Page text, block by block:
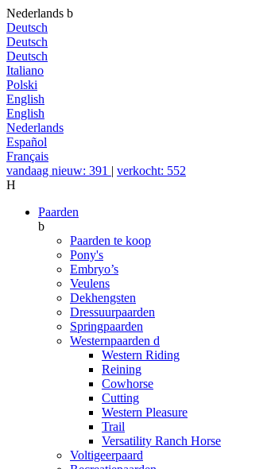
Nederlands b
Deutsch
Deutsch
Deutsch
Italiano
Polski
English
English
Nederlands
Español
Français
vandaag nieuw: 391 | verkocht: 552
H
Paarden
b
Paarden te koop
Pony's
Embryo’s
Veulens
Dekhengsten
Dressuurpaarden
Springpaarden
Westernpaarden d
Western Riding
Reining
Cowhorse
Cutting
Western Pleasure
Trail
Versatility Ranch Horse
Voltigeerpaard